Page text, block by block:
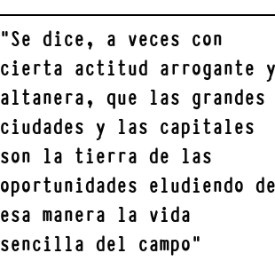
"Se dice, a veces con
cierta actitud arrogante y
altanera, que las grandes
ciudades y las capitales
son la tierra de las
oportunidades eludiendo de
esa manera la vida
sencilla del campo"